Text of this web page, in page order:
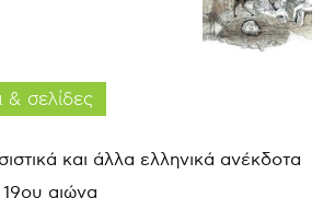
σελίδες
και άλλα ελληνικά ανέκδοτα
αιώνα